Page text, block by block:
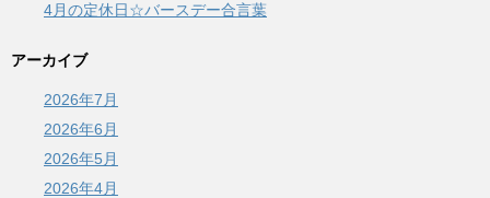
4月の定休日☆バースデー合言葉
アーカイブ
2026年7月
2026年6月
2026年5月
2026年4月